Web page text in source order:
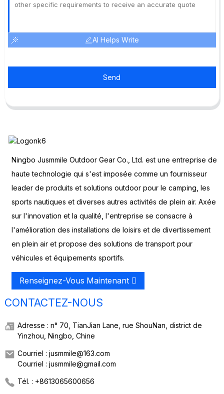
AI Helps Write
Send
Ningbo Jusmmile Outdoor Gear Co., Ltd. est une entreprise de
haute technologie qui s'est imposée comme un fournisseur
leader de produits et solutions outdoor pour le camping, les
sports nautiques et diverses autres activités de plein air. Axée
sur l'innovation et la qualité, l'entreprise se consacre à
l'amélioration des installations de loisirs et de divertissement
en plein air et propose des solutions de transport pour
véhicules et équipements sportifs.
Renseignez-Vous Maintenant
CONTACTEZ-NOUS
Adresse : n° 70, TianJian Lane, rue ShouNan, district de
Yinzhou, Ningbo, Chine
Courriel : jusmmile@163.com
Courriel : jusmmile@gmail.com
Tél. : +8613065600656